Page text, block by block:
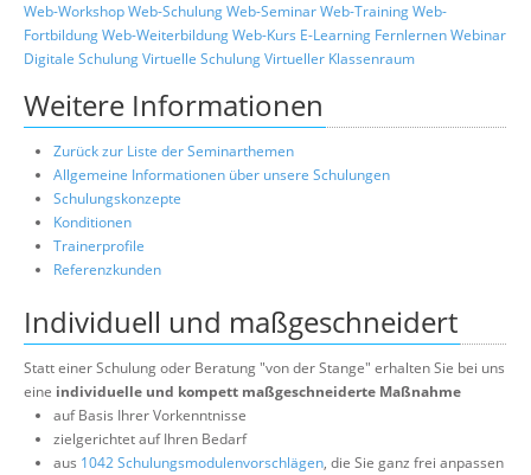
Web-WorkshopWeb-SchulungWeb-SeminarWeb-TrainingWeb-
FortbildungWeb-WeiterbildungWeb-Kurs E-Learning FernlernenWebinar
Digitale SchulungVirtuelle SchulungVirtueller Klassenraum
Weitere Informationen
Zurück zur Liste der Seminarthemen
Allgemeine Informationen über unsere Schulungen
Schulungskonzepte
Konditionen
Trainerprofile
Referenzkunden
Individuell und maßgeschneidert
Statt einer Schulung oder Beratung "von der Stange" erhalten Sie bei uns
eine individuelle und kompett maßgeschneiderte Maßnahme
auf Basis Ihrer Vorkenntnisse
zielgerichtet auf Ihren Bedarf
aus 1042 Schulungsmodulenvorschlägen, die Sie ganz frei anpassen